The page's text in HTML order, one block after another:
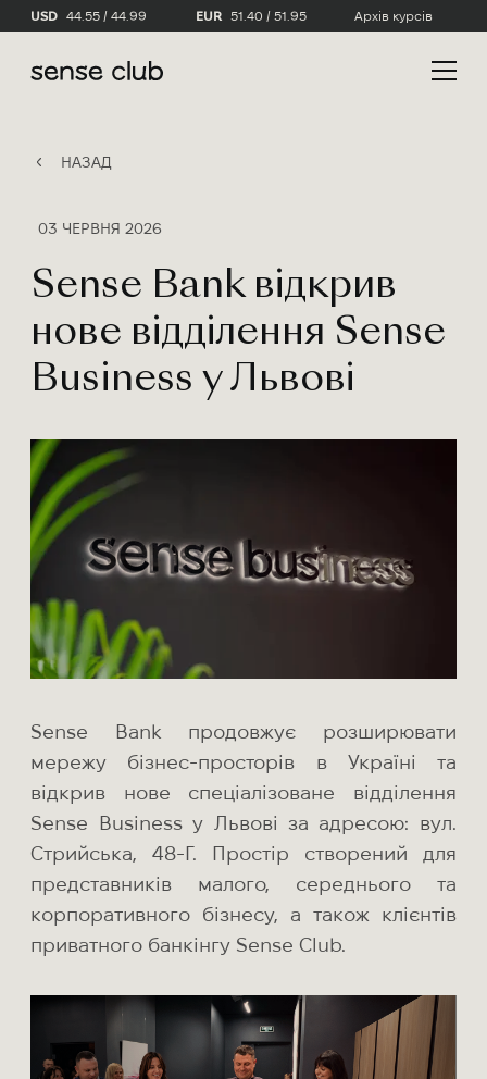
USD 44.55 / 44.99 EUR 51.40 / 51.95 Архів курсів
НАЗАД
03 ЧЕРВНЯ 2026
Sense Bank відкрив
нове відділення Sense
Business у Львові
Sense Bank продовжує розширювати
мережу бізнес-просторів в Україні та
відкрив нове спеціалізоване відділення
Sense Business у Львові за адресою: вул.
Стрийська, 48-Г. Простір створений для
представників малого, середнього та
корпоративного бізнесу, а також клієнтів
приватного банкінгу Sense Club.